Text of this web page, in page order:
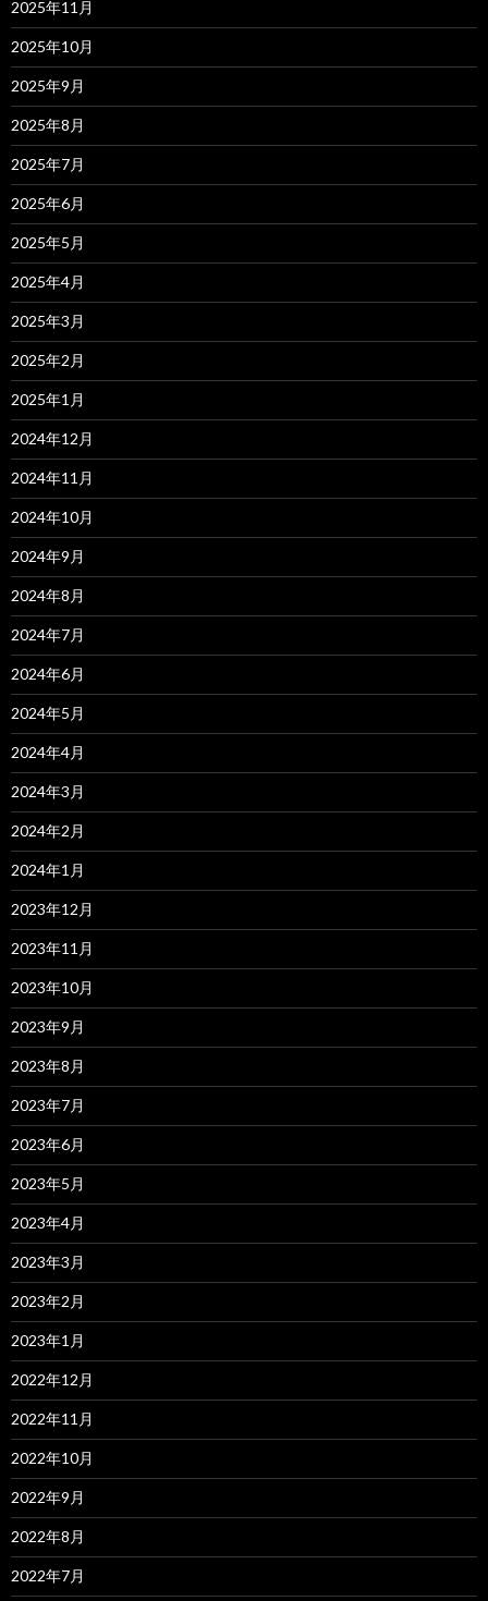
2025年11月
2025年10月
2025年9月
2025年8月
2025年7月
2025年6月
2025年5月
2025年4月
2025年3月
2025年2月
2025年1月
2024年12月
2024年11月
2024年10月
2024年9月
2024年8月
2024年7月
2024年6月
2024年5月
2024年4月
2024年3月
2024年2月
2024年1月
2023年12月
2023年11月
2023年10月
2023年9月
2023年8月
2023年7月
2023年6月
2023年5月
2023年4月
2023年3月
2023年2月
2023年1月
2022年12月
2022年11月
2022年10月
2022年9月
2022年8月
2022年7月